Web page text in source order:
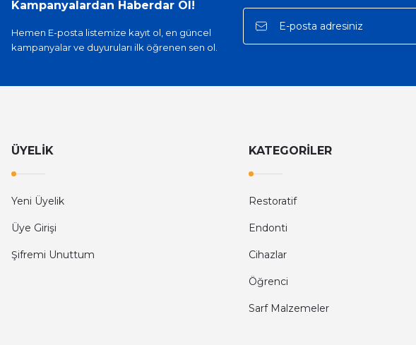
Kampanyalardan Haberdar Ol!
Hemen E-posta listemize kayıt ol, en güncel
kampanyalar ve duyuruları ilk öğrenen sen ol.
ÜYELİK
Yeni Üyelik
Üye Girişi
Şifremi Unuttum
KATEGORİLER
Restoratif
Endonti
Cihazlar
Öğrenci
Sarf Malzemeler